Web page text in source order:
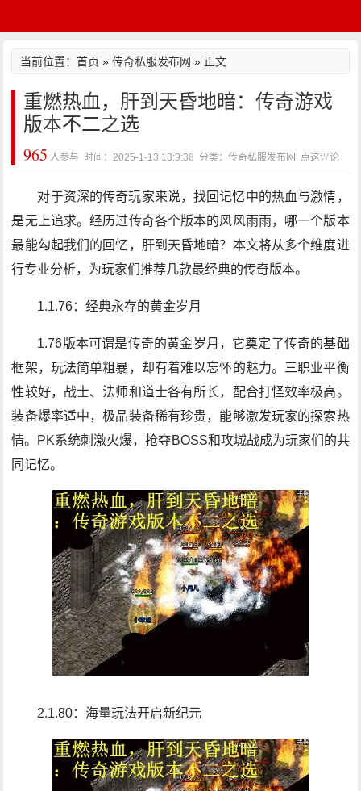
当前位置：首页 »传奇私服发布网 » 正文
重燃热血，肝到天昏地暗：传奇游戏
版本不二之选
965 人参与 时间：2025-1-13 13:9:38 分类：传奇私服发布网 点这评论
对于资深的传奇玩家来说，找回记忆中的热血与激情，
是无上追求。经历过传奇各个版本的风风雨雨，哪一个版本
最能勾起我们的回忆，肝到天昏地暗？本文将从多个维度进
行专业分析，为玩家们推荐几款最经典的传奇版本。
1.1.76：经典永存的黄金岁月
1.76版本可谓是传奇的黄金岁月，它奠定了传奇的基础
框架，玩法简单粗暴，却有着难以忘怀的魅力。三职业平衡
性较好，战士、法师和道士各有所长，配合打怪效率极高。
装备爆率适中，极品装备稀有珍贵，能够激发玩家的探索热
情。PK系统刺激火爆，抢夺BOSS和攻城战成为玩家们的共
同记忆。
2.1.80：海量玩法开启新纪元